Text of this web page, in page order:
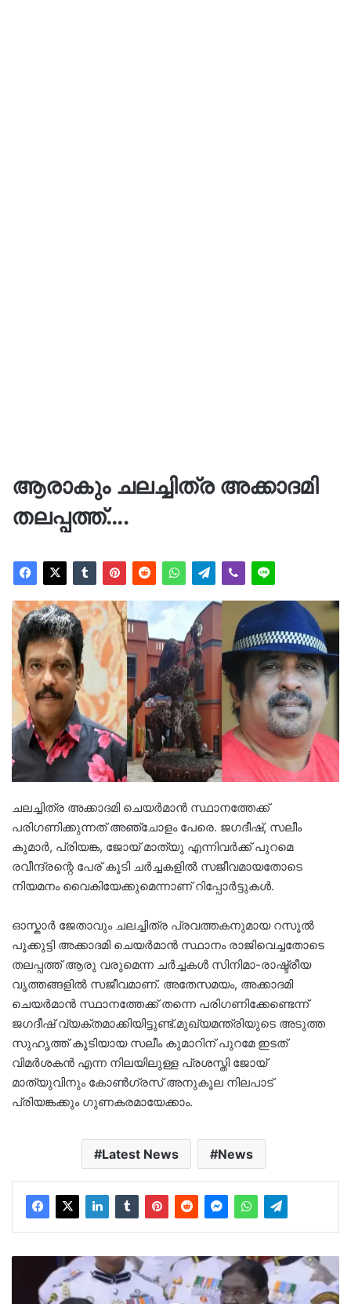
ആരാകും ചലച്ചിത്ര അക്കാദമി
തലപ്പത്ത്….
ചലച്ചിത്ര അക്കാദമി ചെയർമാൻ സ്ഥാനത്തേക്ക്
പരിഗണിക്കുന്നത് അഞ്ചോളം പേരെ. ജഗദീഷ്, സലീം
കുമാർ, പ്രിയങ്ക, ജോയ് മാത്യു എന്നിവർക്ക് പുറമെ
രവീന്ദ്രന്റെ പേര് കൂടി ചർച്ചകളിൽ സജീവമായതോടെ
നിയമനം വൈകിയേക്കുമെന്നാണ് റിപ്പോർട്ടുകൾ.
ഓസ്കാർ ജേതാവും ചലച്ചിത്ര പ്രവത്തകനുമായ റസൂൽ
പൂക്കുട്ടി അക്കാദമി ചെയർമാൻ സ്ഥാനം രാജിവെച്ചതോടെ
തലപ്പത്ത് ആരു വരുമെന്ന ചർച്ചകൾ സിനിമാ-രാഷ്ട്രീയ
വൃത്തങ്ങളിൽ സജീവമാണ്. അതേസമയം, അക്കാദമി
ചെയർമാൻ സ്ഥാനത്തേക്ക് തന്നെ പരിഗണിക്കേണ്ടെന്ന്
ജഗദീഷ് വ്യക്തമാക്കിയിട്ടുണ്ട്.മുഖ്യമന്ത്രിയുടെ അടുത്ത
സുഹൃത്ത് കൂടിയായ സലീം കുമാറിന് പുറമേ ഇടത്
വിമർശകൻ എന്ന നിലയിലുള്ള പ്രശസ്തി ജോയ്
മാത്യുവിനും കോൺഗ്രസ് അനുകൂല നിലപാട്
പ്രിയങ്കക്കും ഗുണകരമായേക്കാം.
Latest News News